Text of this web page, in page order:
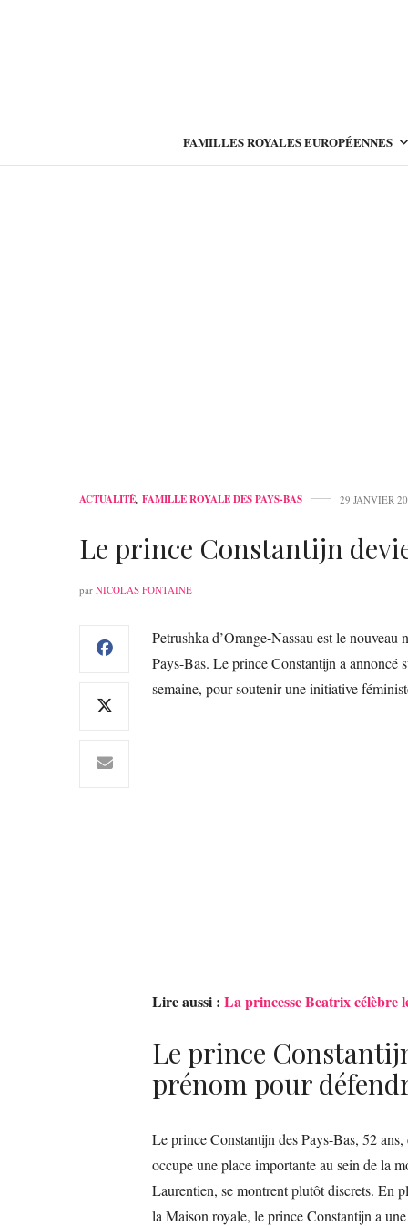
FAMILLES ROYALES EUROPÉENNES
ACTUALITÉ, FAMILLE ROYALE DES PAYS-BAS 29 JANVIER
Le prince Constantijn
par NICOLAS FONTAINE
Petrushka d’Orange-Nassau est le
Pays-Bas. Le prince Constantijn a annoncé
semaine, pour soutenir une initiative
Lire aussi : La princesse Beatrix célèbre
Le prince
prénom pour
Le prince Constantijn des Pays-Bas, 52
occupe une place importante au sein de la
Laurentien, se montrent plutôt discrets. En
la Maison royale, le prince Constantijn a